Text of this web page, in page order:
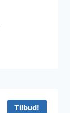
Tilbud!